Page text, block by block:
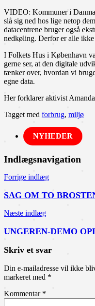
VIDEO: Kommuner i
slå sig ned hos lige netop
datacentrene bruger også
nedkøling. Derfor er alle
I Folkets Hus i København
gerne ser, at den digitale
tænker over, hvordan vi
egne data.
Her forklarer aktivist
Tagget med forbrug, miljø
NYHEDER
Indlægsnavigation
Forrige indlæg
SAG OM TO
Næste indlæg
UNGEREN-DEMO
Skriv et svar
Din e-mailadresse vil ikke
markeret med *
Kommentar *